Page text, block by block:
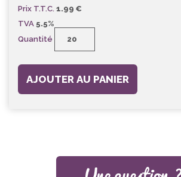
Prix T.T.C. 1.99 €
TVA 5.5%
Quantité
AJOUTER AU PANIER